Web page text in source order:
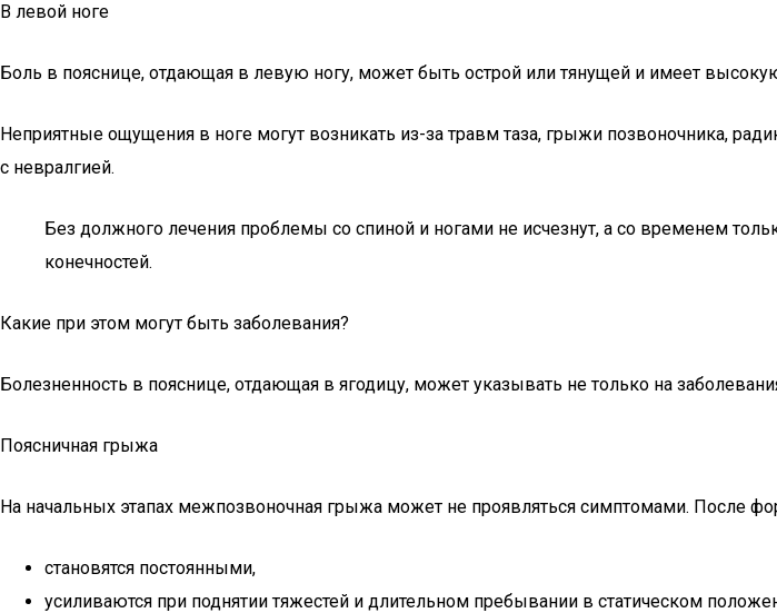
В левой ноге
Боль в пояснице, отдающая в левую ногу, может быть острой или тянущей и имеет
Неприятные ощущения в ноге могут возникать из-за травм таза, грыжи позвоночника,
с невралгией.
Без должного лечения проблемы со спиной и ногами не исчезнут, а со временем
конечностей.
Какие при этом могут быть заболевания?
Болезненность в пояснице, отдающая в ягодицу, может указывать не только на
Поясничная грыжа
На начальных этапах межпозвоночная грыжа может не проявляться симптомами. После
становятся постоянными,
усиливаются при поднятии тяжестей и длительном пребывании в статическом